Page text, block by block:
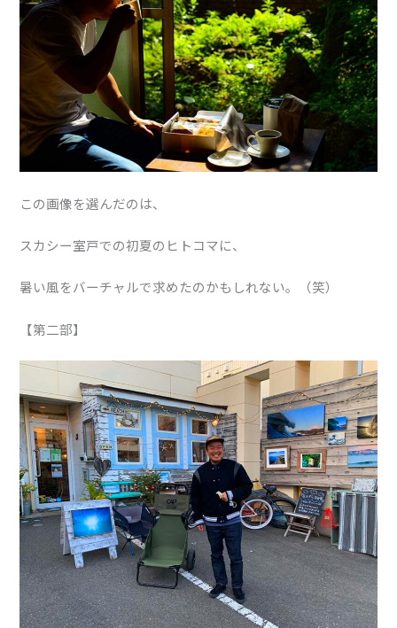
この画像を選んだのは、
スカシー室戸での初夏のヒトコマに、
暑い風をバーチャルで求めたのかもしれない。（笑）
【第二部】